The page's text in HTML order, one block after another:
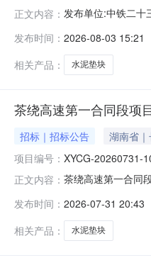
正文内容： 发布单位:中铁二十
公示期及事项，公
发布时间： 2026-08-03 15:21
相关产品：
水泥垫块
茶绕高速第一合同段项
招标｜招标公告 湖南省
项目编号： XYCG-20260731-
正文内容： 茶绕高速第一合同
3118:21:27竞价截
发布时间： 2026-07-31 20:43
相关产品：
水泥垫块